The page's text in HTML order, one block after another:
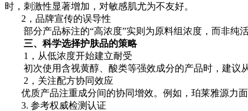
时，刺激性显著增加，对敏感肌尤为不友好。
2，品牌宣传的误导性
部分产品标注的“高浓度”实则为原料组浓度，而非纯活
三、科学选择护肤品的策略
1，从低浓度开始建立耐受
初次使用含视黄醇、酸类等强效成分的产品时，建议从
2，关注配方协同效应
优质产品注重成分间的协同增效。例如，珀莱雅源力面
3. 参考权威检测认证